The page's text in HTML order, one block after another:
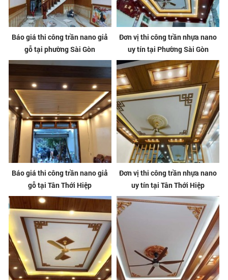
Báo giá thi công trần nano giả
gỗ tại phường Sài Gòn
Đơn vị thi công trần nhựa nano
uy tín tại Phường Sài Gòn
Báo giá thi công trần nano giả
gỗ tại Tân Thới Hiệp
Đơn vị thi công trần nhựa nano
uy tín tại Tân Thới Hiệp